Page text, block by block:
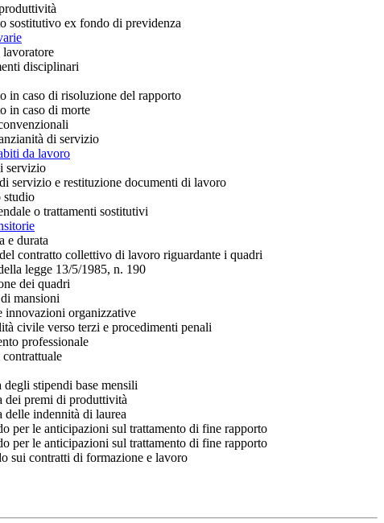
sostitutivo ex fondo di previdenza
disciplinari
in caso di risoluzione del rapporto
in caso di morte
di servizio
da lavoro
servizio
servizio e restituzione documenti di lavoro
o trattamenti sostitutivi
e durata
contratto collettivo di lavoro riguardante i quadri
legge 13/5/1985, n. 190
dei quadri
mansioni
innovazioni organizzative
civile verso terzi e procedimenti penali
professionale
stipendi base mensili
dei premi di produttività
indennità di laurea
per le anticipazioni sul trattamento di fine rapporto
per le anticipazioni sul trattamento di fine rapporto
sui contratti di formazione e lavoro